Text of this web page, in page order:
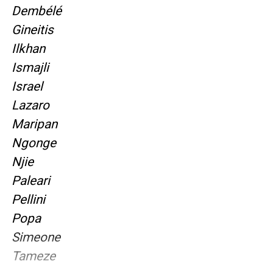
Dembélé
Gineitis
Ilkhan
Ismajli
Israel
Lazaro
Maripan
Ngonge
Njie
Paleari
Pellini
Popa
Simeone
Tameze